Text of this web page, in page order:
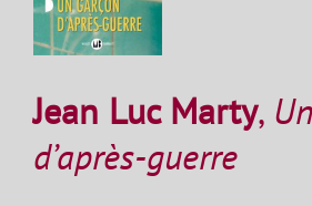
Jean Luc Marty,
d’après-guerre